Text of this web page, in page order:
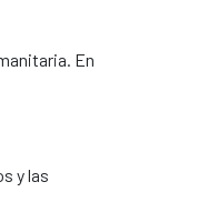
En
y las